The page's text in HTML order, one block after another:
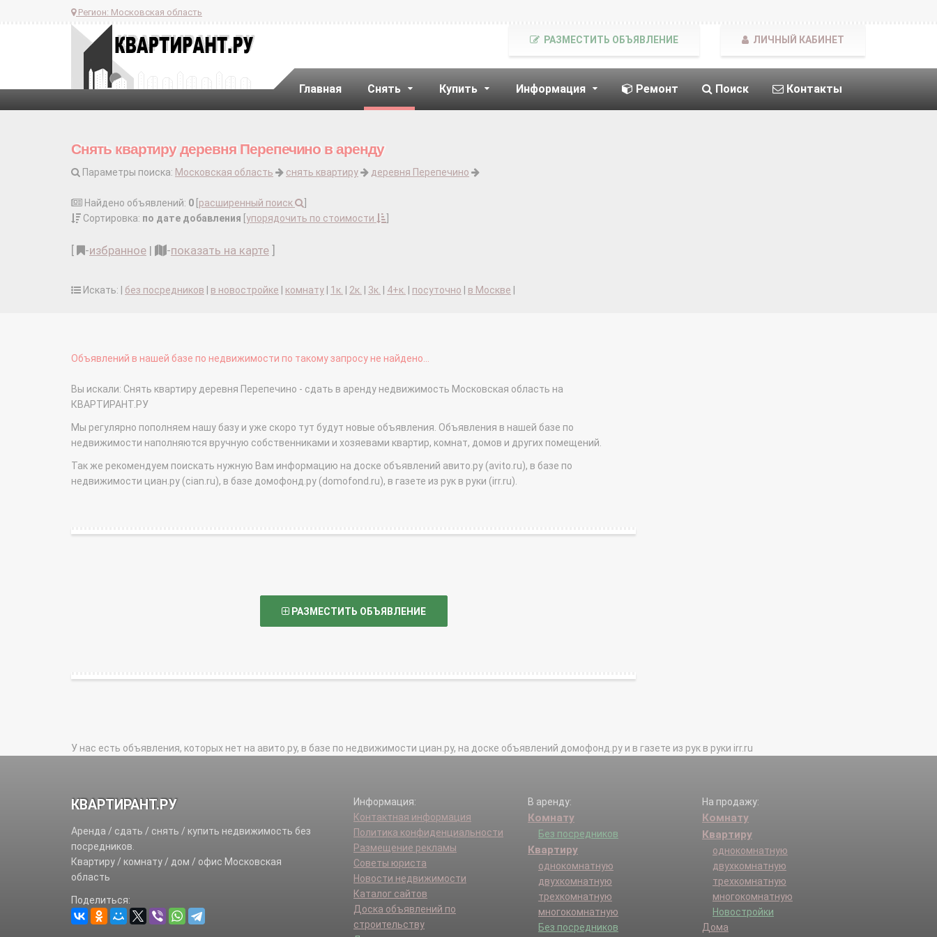
Регион: Московская область
Главная Снять Купить Информация Ремонт Поиск Контакты
РАЗМЕСТИТЬ ОБЪЯВЛЕНИЕ ЛИЧНЫЙ КАБИНЕТ
Снять квартиру деревня Перепечино в аренду
Параметры поиска: Московская область снять квартиру деревня Перепечино
Найдено объявлений: 0 расширенный поиск
Сортировка: по дате добавления упорядочить по стоимости
-избранное | -показать на карте
Искать: | без посредников в новостройке комнату 1к. 2к. 3к. 4+к. посуточно в Москве
Объявлений в нашей базе по недвижимости по такому запросу не найдено...
Вы искали: Снять квартиру деревня Перепечино - сдать в аренду недвижимость Московская область на
КВАРТИРАНТ.РУ
Мы регулярно пополняем нашу базу и уже скоро тут будут новые объявления. Объявления в нашей базе по
недвижимости наполняются вручную собственниками и хозяевами квартир, комнат, домов и других помещений.
Так же рекомендуем поискать нужную Вам информацию на доске объявлений авито.ру (avito.ru), в базе по
недвижимости циан.ру (cian.ru), в базе домофонд.ру (domofond.ru), в газете из рук в руки (irr.ru).
РАЗМЕСТИТЬ ОБЪЯВЛЕНИЕ
У нас есть объявления, которых нет на авито.ру, в базе по недвижимости циан.ру, на доске объявлений домофонд.ру и в газете из рук в руки irr.ru
КВАРТИРАНТ.РУ
Аренда / сдать / снять / купить недвижимость без
посредников.
Квартиру / комнату / дом / офис Московская
область
Поделиться:
Информация:
Контактная информация
Политика конфиденциальности
Размещение рекламы
Советы юриста
Новости недвижимости
Каталог сайтов
Доска объявлений по
строительству
В аренду:
Комнату
Без посредников
Квартиру
однокомнатную
двухкомнатную
трехкомнатную
многокомнатную
Без посредников
На продажу:
Комнату
Квартиру
однокомнатную
двухкомнатную
трехкомнатную
многокомнатную
Новостройки
Дома